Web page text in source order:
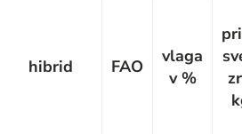
hibrid FAO
vlaga
v %